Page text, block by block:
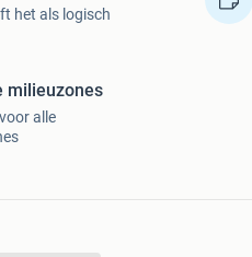
het als logisch
milieuzones
alle